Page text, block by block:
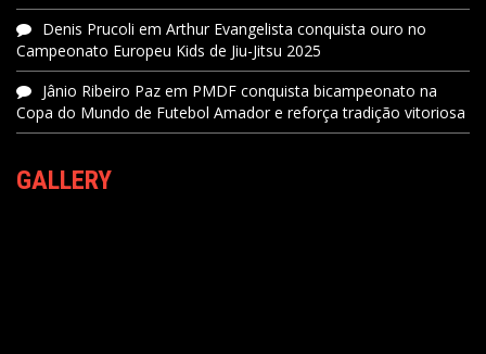
Denis Prucoli em Arthur Evangelista conquista ouro no
Campeonato Europeu Kids de Jiu-Jitsu 2025
Jânio Ribeiro Paz em PMDF conquista bicampeonato na
Copa do Mundo de Futebol Amador e reforça tradição vitoriosa
GALLERY